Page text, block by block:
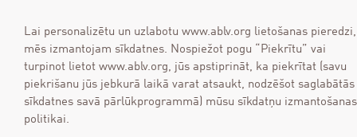
Lai personalizētu un uzlabotu www.ablv.org lietošanas pieredzi,
mēs izmantojam sīkdatnes. Nospiežot pogu “Piekrītu” vai
turpinot lietot www.ablv.org, jūs apstiprināt, ka piekrītat (savu
piekrišanu jūs jebkurā laikā varat atsaukt, nodzēšot saglabātās
sīkdatnes savā pārlūkprogrammā) mūsu sīkdatņu izmantošanas
politikai.